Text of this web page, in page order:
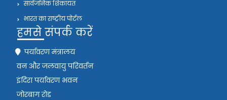
सार्वजनिक शिकायत
भारत का राष्ट्रीय पोर्टल
हमसे संपर्क करें
पर्यावरण मंत्रालय
वन और जलवायु परिवर्तन
इंदिरा पर्यावरण भवन
जोरबाग रोड